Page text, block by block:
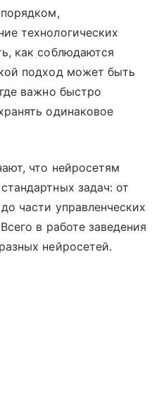
технологических
как соблюдаются
подход может быть
важно быстро
одинаковое
что нейросетям
задач: от
части управленческих
в работе заведения
нейросетей.